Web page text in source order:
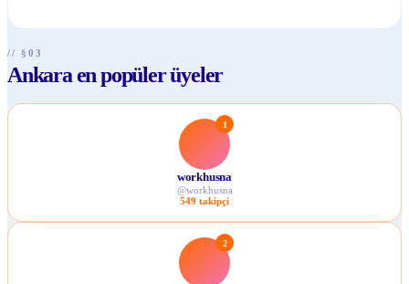
// §03
Ankara en popüler üyeler
1
workhusna
@workhusna
549 takipçi
2